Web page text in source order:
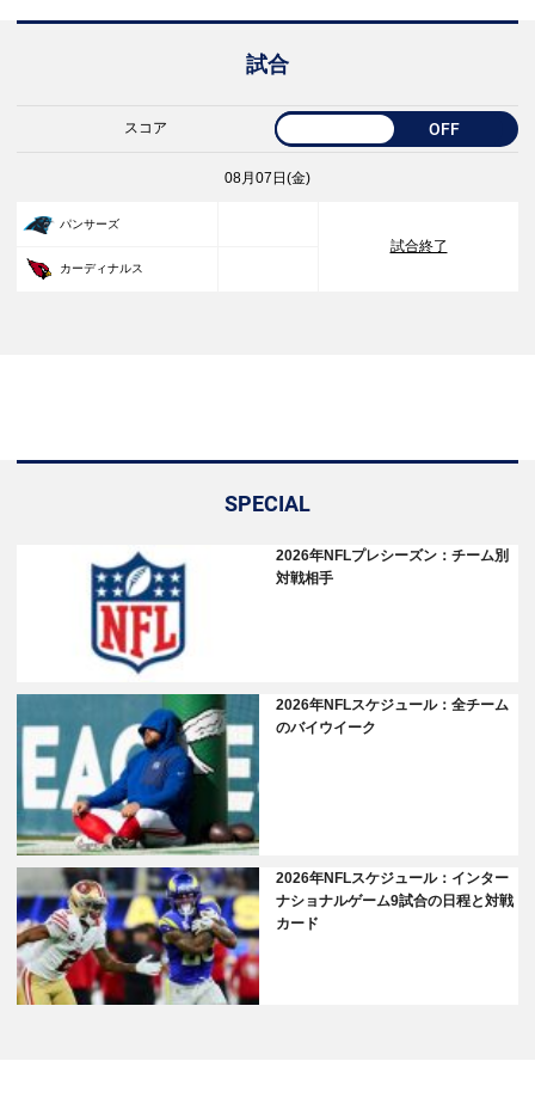
試合
スコア OFF
08月07日(金)
パンサーズ
試合終了
カーディナルス
SPECIAL
2026年NFLプレシーズン：チーム別
対戦相手
2026年NFLスケジュール：全チーム
のバイウイーク
2026年NFLスケジュール：インター
ナショナルゲーム9試合の日程と対戦
カード